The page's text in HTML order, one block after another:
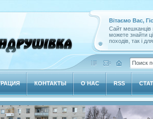
Вітаємо Вас,
Сайт мешканців
можете знайти
походів, так і
КОНТАКТЫ О НАС RSS